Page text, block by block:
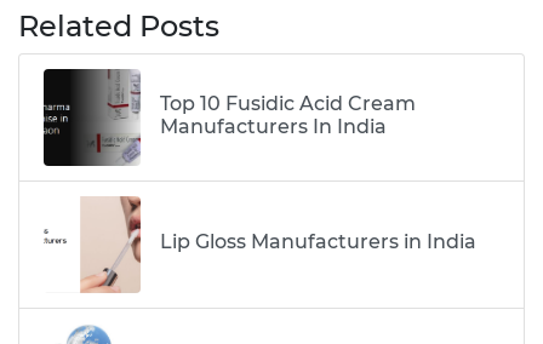
Related Posts
Top 10 Fusidic Acid Cream
Manufacturers In India
Lip Gloss Manufacturers in India